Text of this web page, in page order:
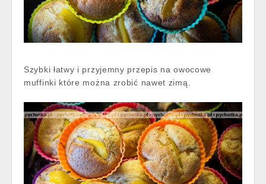
Szybki łatwy i przyjemny przepis na owocowe
muffinki które można zrobić nawet zimą.